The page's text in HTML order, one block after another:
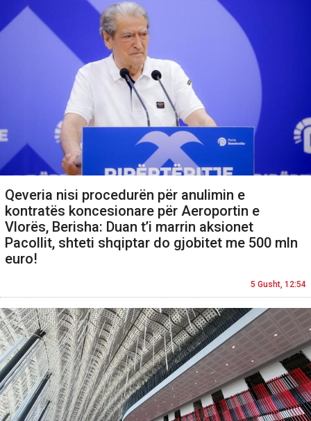
Qeveria nisi procedurën për anulimin e
kontratës koncesionare për Aeroportin e
Vlorës, Berisha: Duan t’i marrin aksionet
Pacollit, shteti shqiptar do gjobitet me 500 mln
euro!
5 Gusht, 12:54